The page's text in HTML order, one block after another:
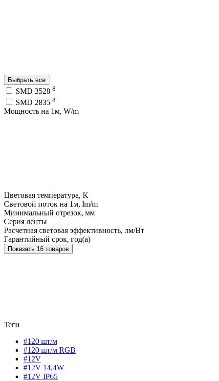
Выбрать все
SMD 3528 8
SMD 2835 8
Мощность на 1м, W/m
Цветовая температура, K
Световой поток на 1м, lm/m
Минимальный отрезок, мм
Серия ленты
Расчетная световая эффективность, лм/Вт
Гарантийный срок, год(а)
Показать 16 товаров
Теги
#120 шт/м
#120 шт/м RGB
#12V
#12V 14,4W
#12V IP65